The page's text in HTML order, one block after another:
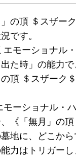
の頂 ＄スザー
です。
モーショナル
た時」の能力で
頂 ＄スザーク
モーショナル・
《「無月」の頂
地に、どこか
力はトリガーし